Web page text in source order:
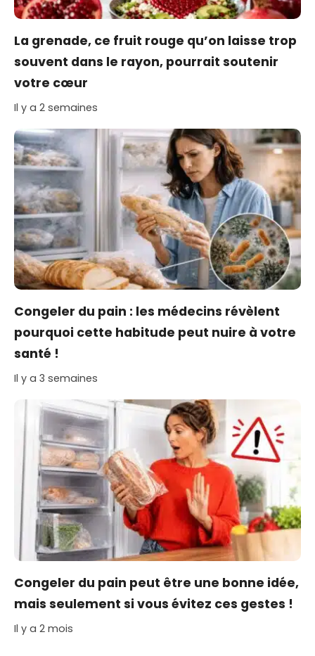
La grenade, ce fruit rouge qu’on laisse trop
souvent dans le rayon, pourrait soutenir
votre cœur
Il y a 2 semaines
Congeler du pain : les médecins révèlent
pourquoi cette habitude peut nuire à votre
santé !
Il y a 3 semaines
Congeler du pain peut être une bonne idée,
mais seulement si vous évitez ces gestes !
Il y a 2 mois